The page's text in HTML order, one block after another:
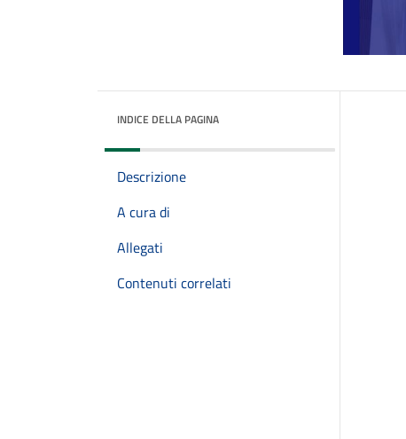
INDICE DELLA PAGINA
Descrizione
A cura di
Allegati
Contenuti correlati